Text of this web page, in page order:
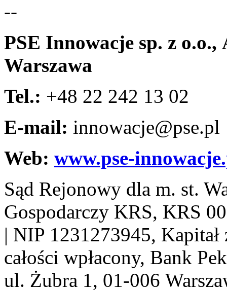
--
PSE Innowacje sp. z
Warszawa
Tel.: +48 22 242 13 02
E-mail: innowacje@pse.pl
Web: www.pse-
Sąd Rejonowy dla m. st.
Gospodarczy KRS, KRS
| NIP 1231273945, Kapitał
całości wpłacony, Bank
ul. Żubra 1, 01-006